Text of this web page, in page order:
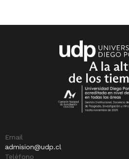
Email
admision@udp.cl
Teléfono